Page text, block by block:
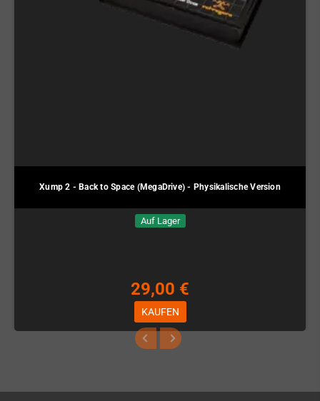
Xump 2 - Back to Space (MegaDrive) - Physikalische Version
Auf Lager
29,00 €
KAUFEN